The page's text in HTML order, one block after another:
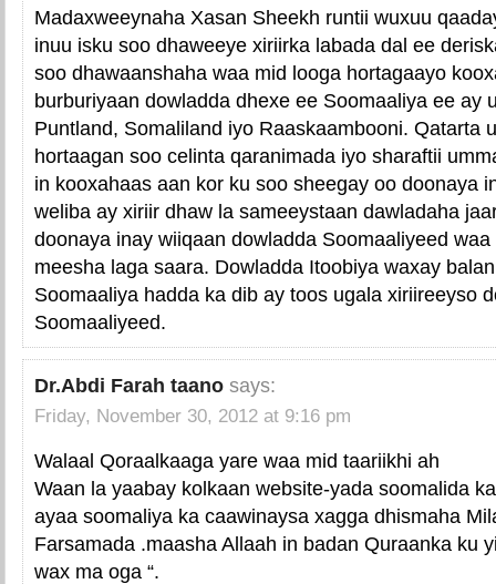
Madaxweeynaha Xasan Sheekh runtii wuxuu
inuu isku soo dhaweeye xiriirka labada dal ee
soo dhawaanshaha waa mid looga hortagaayo
burburiyaan dowladda dhexe ee Soomaaliya ee ay
Puntland, Somaliland iyo Raaskaambooni. Qatarta
hortaagan soo celinta qaranimada iyo sharaftii
in kooxahaas aan kor ku soo sheegay oo doonaya
weliba ay xiriir dhaw la sameeystaan dawladaha
doonaya inay wiiqaan dowladda Soomaaliyeed
meesha laga saara. Dowladda Itoobiya waxay
Soomaaliya hadda ka dib ay toos ugala xiriireeyso
Soomaaliyeed.
Dr.Abdi Farah taano says:
Friday, November 30, 2012 at 9:16 pm
Walaal Qoraalkaaga yare waa mid taariikhi ah
Waan la yaabay kolkaan website-yada soomalida
ayaa soomaliya ka caawinaysa xagga dhismaha
Farsamada .maasha Allaah in badan Quraanka ku
wax ma oga “.